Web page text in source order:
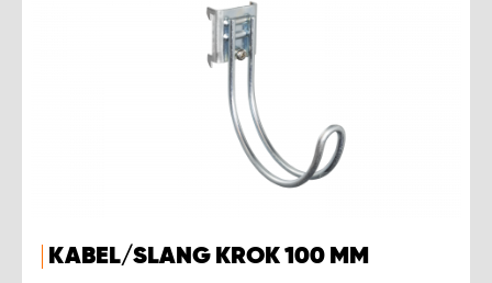
KABEL/SLANG KROK 100 MM